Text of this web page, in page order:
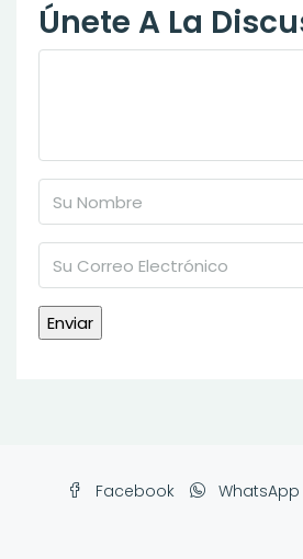
Únete A La
Facebook WhatsApp